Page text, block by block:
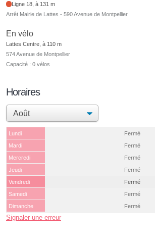
Ligne 18, à 131 m
Arrêt Mairie de Lattes - 590 Avenue de Montpellier
En vélo
Lattes Centre, à 110 m
574 Avenue de Montpellier
Capacité : 0 vélos
Horaires
Lundi
Fermé
Mardi
Fermé
Mercredi
Fermé
Jeudi
Fermé
Vendredi
Fermé
Samedi
Fermé
Dimanche
Fermé
Signaler une erreur